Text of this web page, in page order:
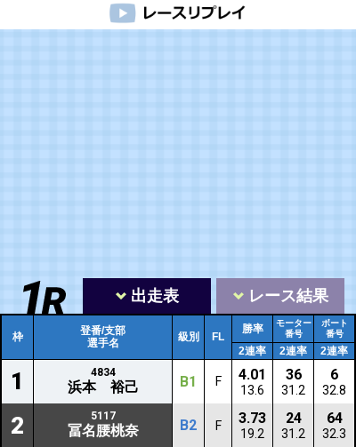
出走表 レース結果
枠
登番/支部
選手名
級別 FL
勝率
モーター
番号
ボート
番号
2連率 2連率 2連率
1 4834
浜本 裕己 B1 F 4.01
13.6
36
31.2
6
32.8
2 5117
冨名腰桃奈 B2 F 3.73
19.2
24
31.2
64
32.3